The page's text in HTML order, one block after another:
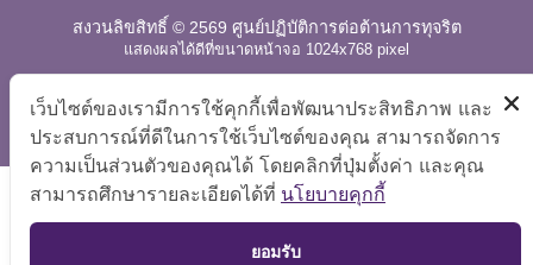
สงวนลิขสิทธิ์ © 2569 ศูนย์ปฏิบัติการต่อต้านการทุจริต
แสดงผลได้ดีที่ขนาดหน้าจอ 1024x768 pixel
แผนผังเว็บไซต์ คำถามที่พบบ่อย นโยบายเว็บไซต์
|
การปฏิเสธความรับผิด
TOP
เว็บไซต์ของเรามีการใช้คุกกี้เพื่อพัฒนาประสิทธิภาพ และ
ประสบการณ์ที่ดีในการใช้เว็บไซต์ของคุณ สามารถจัดการ
ความเป็นส่วนตัวของคุณได้ โดยคลิกที่ปุ่มตั้งค่า และคุณ
สามารถศึกษารายละเอียดได้ที่ นโยบายคุกกี้
ยอมรับ